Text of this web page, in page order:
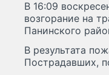
В 16:09
возгорание на
Панинского
В результата
Пострадавших,